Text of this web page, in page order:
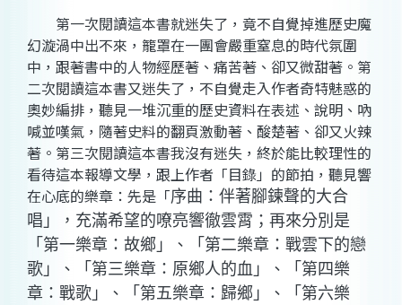
第一次閱讀這本書就迷失了，竟不自覺掉進歷史魔
幻漩渦中出不來，籠罩在一團會嚴重窒息的時代氛圍
中，跟著書中的人物經歷著、痛苦著、卻又微甜著。第
二次閱讀這本書又迷失了，不自覺走入作者奇特魅惑的
奧妙編排，聽見一堆沉重的歷史資料在表述、說明、吶
喊並嘆氣，隨著史料的翻頁激動著、酸楚著、卻又火辣
著。第三次閱讀這本書我沒有迷失，終於能比較理性的
看待這本報導文學，跟上作者「目錄」的節拍，聽見響
在心底的樂章：先是「序曲：伴著腳鍊聲的大合
唱」，充滿希望的嘹亮響徹雲霄；再來分別是
「第一樂章：故鄉」、「第二樂章：戰雲下的戀
歌」、「第三樂章：原鄉人的血」、「第四樂
章：戰歌」、「第五樂章：歸鄉」、「第六樂